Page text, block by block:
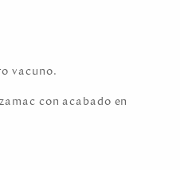
vacuno.
con acabado en